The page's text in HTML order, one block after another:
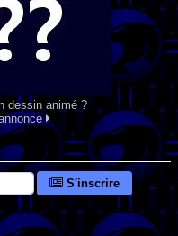
dessin animé ?
S'inscrire